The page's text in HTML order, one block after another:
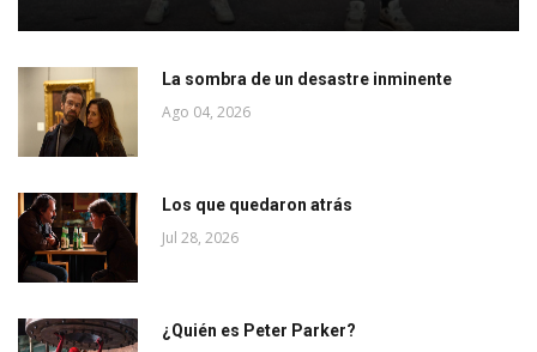
La sombra de un desastre inminente
Ago 04, 2026
Los que quedaron atrás
Jul 28, 2026
¿Quién es Peter Parker?